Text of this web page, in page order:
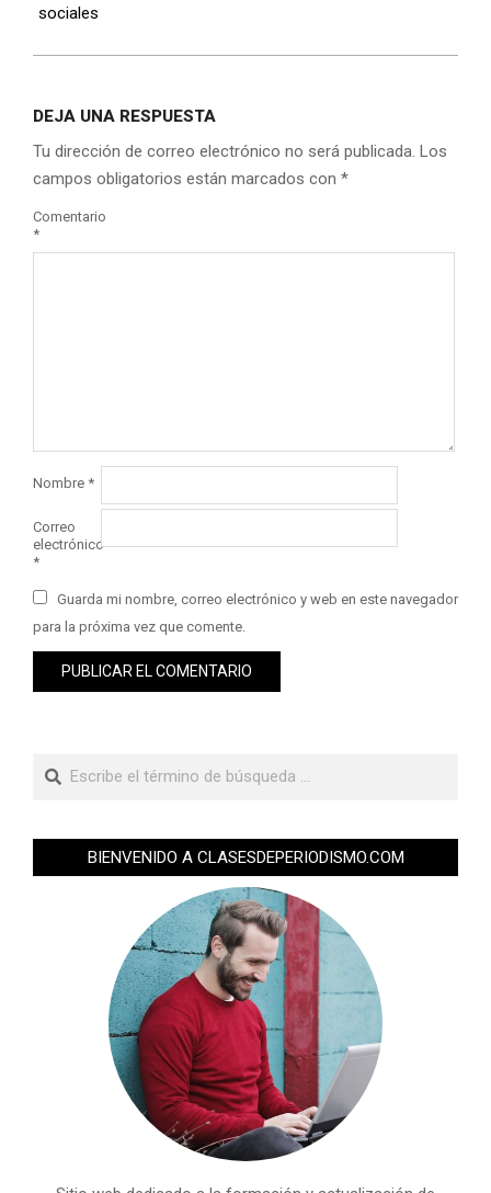
sociales
DEJA UNA RESPUESTA
Tu dirección de correo electrónico no será publicada. Los
campos obligatorios están marcados con *
Comentario
*
Nombre *
Correo
electrónico
*
Guarda mi nombre, correo electrónico y web en este navegador
para la próxima vez que comente.
BIENVENIDO A CLASESDEPERIODISMO.COM